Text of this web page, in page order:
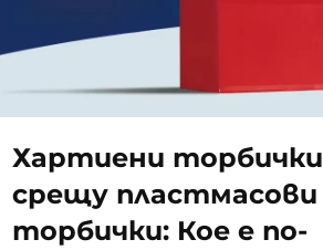
Хартиени торбички
срещу пластмасови
торбички: Кое е по-